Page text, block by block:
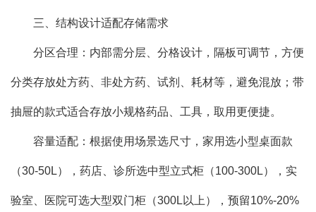
三、结构设计适配存储需求
分区合理：内部需分层、分格设计，隔板可调节，方便
分类存放处方药、非处方药、试剂、耗材等，避免混放；带
抽屉的款式适合存放小规格药品、工具，取用更便捷。
容量适配：根据使用场景选尺寸，家用选小型桌面款
（30-50L），药店、诊所选中型立式柜（100-300L），实
验室、医院可选大型双门柜（300L以上），预留10%-20%